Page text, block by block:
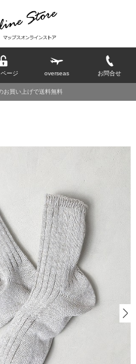
ージ overseas お問合せ
お買い上げで送料無料